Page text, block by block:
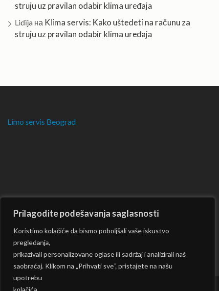
Prilagodite podešavanja saglasnosti
Koristimo kolačiće da bismo poboljšali vaše iskustvo
pregledanja,
prikazivali personalizovane oglase ili sadržaj i analizirali naš
saobraćaj. Klikom na „Prihvati sve“, pristajete na našu
upotrebu
kolačića.
struju uz pravilan odabir klima uređaja
Lidija на Klima servis: Kako uštedeti na računu za
struju uz pravilan odabir klima uređaja
Limo servis Beograd